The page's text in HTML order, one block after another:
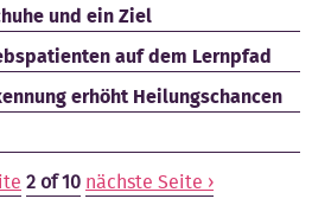
und ein Ziel
auf dem Lernpfad
erhöht Heilungschancen
2 of 10 nächste Seite ›